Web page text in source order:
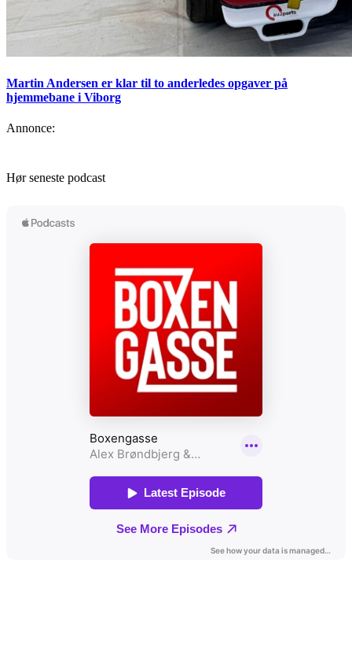
Martin Andersen er klar til to anderledes opgaver på
hjemmebane i Viborg
Annonce:
Hør seneste podcast